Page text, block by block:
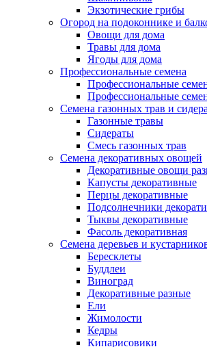
Экзотические грибы
Огород на подоконнике и
Овощи для дома
Травы для дома
Ягоды для дома
Профессиональные семена
Профессиональные
Профессиональные
Семена газонных трав и
Газонные травы
Сидераты
Смесь газонных трав
Семена декоративных овощей
Декоративные овощи
Капусты декоративные
Перцы декоративные
Подсолнечники
Тыквы декоративные
Фасоль декоративная
Семена деревьев и
Бересклеты
Буддлеи
Виноград
Декоративные разные
Ели
Жимолости
Кедры
Кипарисовики